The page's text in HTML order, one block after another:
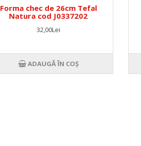
Forma chec de 26cm Tefal
Natura cod J0337202
32,00Lei
ADAUGĂ ÎN COŞ